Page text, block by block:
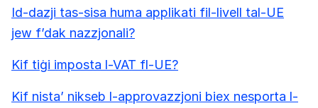
Id-dazji tas-sisa huma applikati fil-livell tal-UE
jew f’dak nazzjonali?
Kif tiġi imposta l-VAT fl-UE?
Kif nista’ nikseb l-approvazzjoni biex nesporta l-